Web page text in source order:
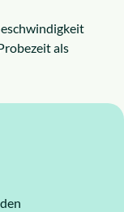
als